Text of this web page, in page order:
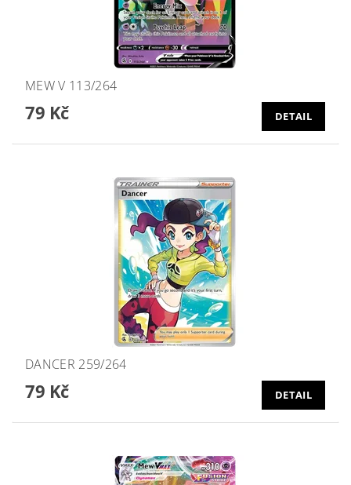
MEW V 113/264
79 Kč DETAIL
DANCER 259/264
79 Kč DETAIL